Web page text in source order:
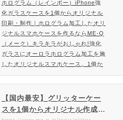
製ミラーと側面のTPU製の耐衝撃設計
で落下時も安心。スマホ本体…
した強化ガラスのスマホケー
ス制作ならME-Q（メーク）
ホログラム（レインボー）iPhone強
化ガラスケースを1個からオリジナル
印刷・制作｜ホログラム加工したオリ
ジナルスマホケースを作るならME-Q
（メーク）キラキラがおしゃれ!強化
ガラスにオーロラホログラム加工を施
したオリジナルスマホケース。1個か
らご注文可能です！角度によってキラ
キラと色が変わるスマホカバー。ホロ
グラムで魅力的なおしゃれスマホケー
スを作成印刷面には光のあたり方で
様々な表情になるオーロラ系のホログ
【国内最安】グリッターケー
スを1個からオリジナル作成・